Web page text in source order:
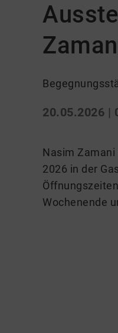
20.05.2026 |
Nasim
2026 in der
Wochenende